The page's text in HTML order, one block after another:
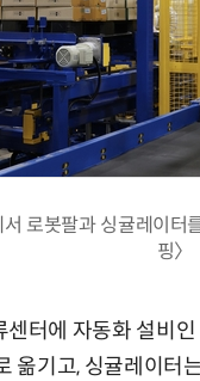
로봇팔과 싱귤레이터
핑〉
터에 자동화 설비
옮기고, 싱귤레이터